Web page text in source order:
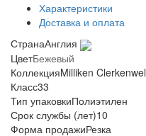
Характеристики
Доставка и оплата
СтранаАнглия
ЦветБежевый
КоллекцияMilliken
Класс33
Тип упаковкиПолиэтилен
Срок службы (лет)10
Форма продажиРезка